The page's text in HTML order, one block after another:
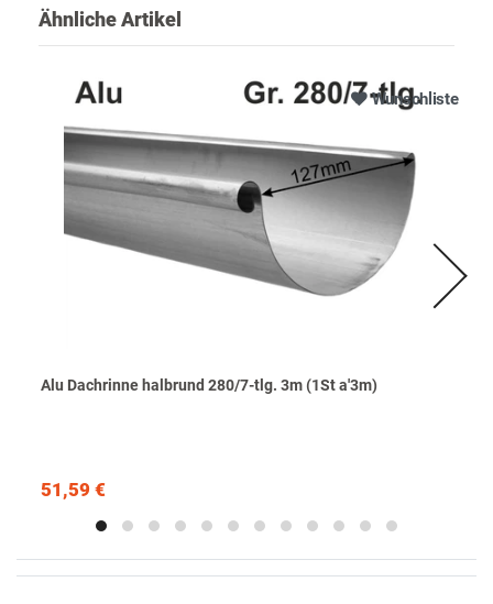
Ähnliche Artikel
Wunschliste
Alu Dachrinne halbrund 280/7-tlg. 3m (1St a'3m)
51,59 €